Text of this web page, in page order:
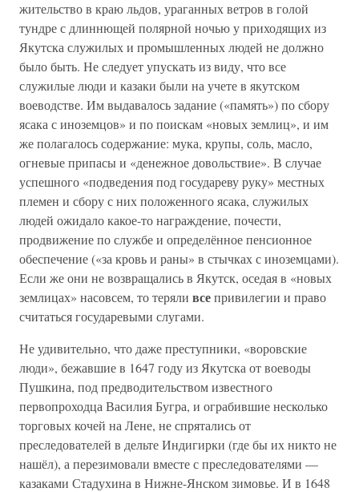
жительство в краю льдов, ураганных ветров в голой
тундре с длиннющей полярной ночью у приходящих из
Якутска служилых и промышленных людей не должно
было быть. Не следует упускать из виду, что все
служилые люди и казаки были на учете в якутском
воеводстве. Им выдавалось задание («память») по сбору
ясака с иноземцов» и по поискам «новых землиц», и им
же полагалось содержание: мука, крупы, соль, масло,
огневые припасы и «денежное довольствие». В случае
успешного «подведения под государеву руку» местных
племен и сбору с них положенного ясака, служилых
людей ожидало какое-то награждение, почести,
продвижение по службе и определённое пенсионное
обеспечение («за кровь и раны» в стычках с иноземцами).
Если же они не возвращались в Якутск, оседая в «новых
землицах» насовсем, то теряли всепривилегии и право
считаться государевыми слугами.
Не удивительно, что даже преступники, «воровские
люди», бежавшие в 1647 году из Якутска от воеводы
Пушкина, под предводительством известного
первопроходца Василия Бугра, и ограбившие несколько
торговых кочей на Лене, не спрятались от
преследователей в дельте Индигирки (где бы их никто не
нашёл), а перезимовали вместе с преследователями —
казаками Стадухина в Нижне-Янском зимовье. И в 1648